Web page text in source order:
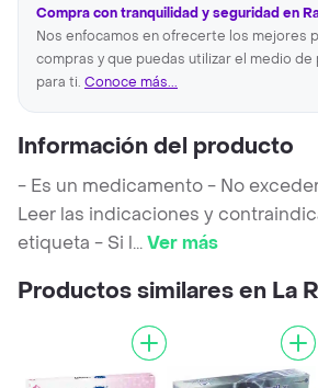
Compra con tranquilidad y seguridad en
Nos enfocamos en ofrecerte los mejores
compras y que puedas utilizar el medio
para ti. Conoce más...
Información del producto
- Es un medicamento - No
Leer las indicaciones y
etiqueta - Si l...Ver más
Productos similares en La